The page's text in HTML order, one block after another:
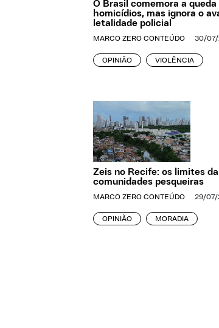
O Brasil comemora a queda
homicídios, mas ignora o
letalidade policial
MARCO ZERO CONTEÚDO 30/07/
OPINIÃO VIOLÊNCIA
Zeis no Recife: os limites
comunidades pesqueiras
MARCO ZERO CONTEÚDO 29/07/
OPINIÃO MORADIA